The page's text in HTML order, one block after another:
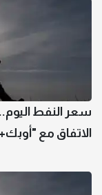
سعر النفط
الاتفاق مع